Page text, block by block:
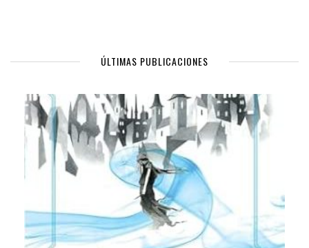
ÚLTIMAS PUBLICACIONES